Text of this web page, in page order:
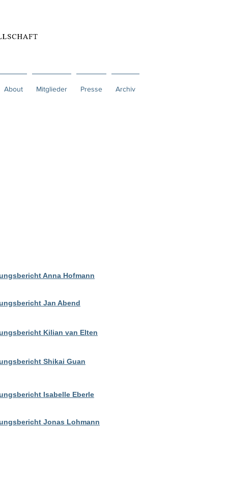
About Mitglieder Presse Archiv
Anna Hofmann
Jan Abend
Kilian van Elten
Shikai Guan
Isabelle Eberle
Jonas Lohmann